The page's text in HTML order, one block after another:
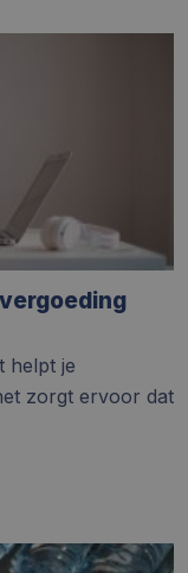
helpt je
zorgt ervoor dat